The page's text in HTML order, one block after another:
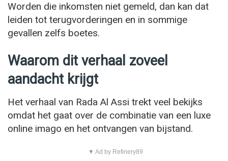
Worden die inkomsten niet gemeld, dan kan dat
leiden tot terugvorderingen en in sommige
gevallen zelfs boetes.
Waarom dit verhaal zoveel
aandacht krijgt
Het verhaal van Rada Al Assi trekt veel bekijks
omdat het gaat over de combinatie van een luxe
online imago en het ontvangen van bijstand.
▼ Ad by Refinery89